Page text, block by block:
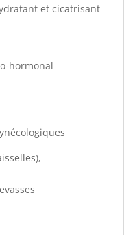
et cicatrisant
hormonal